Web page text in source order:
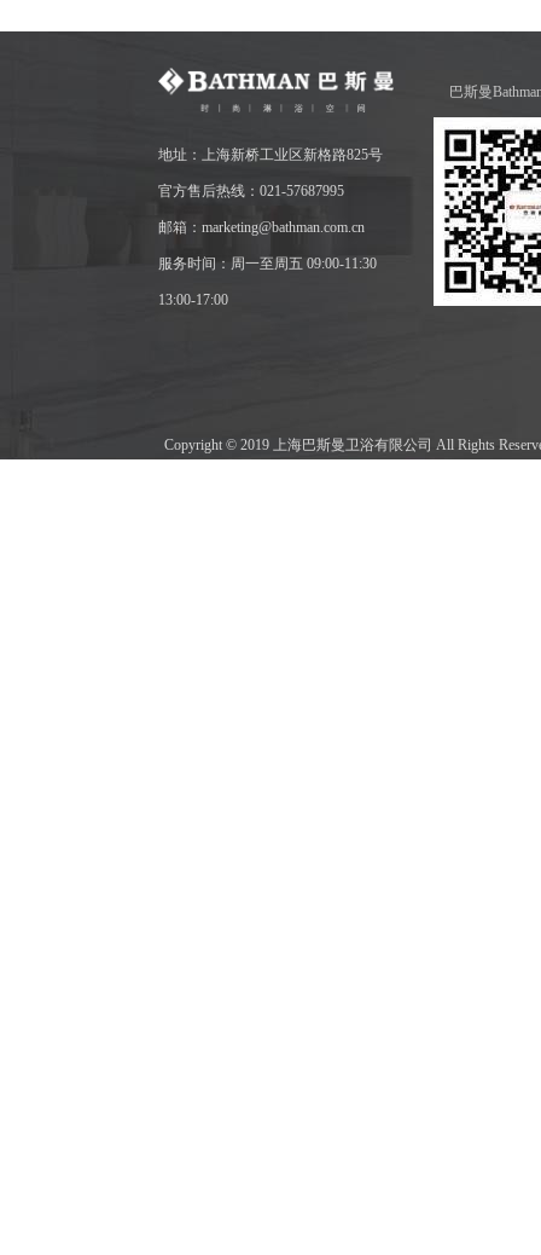
地址：上海新桥工业区新格路825号
官方售后热线：021-57687995
邮箱：marketing@bathman.com.cn
服务时间：周一至周五 09:00-11:30
13:00-17:00
巴斯曼
Copyright © 2019 上海巴斯曼卫浴有限公司 All Rights